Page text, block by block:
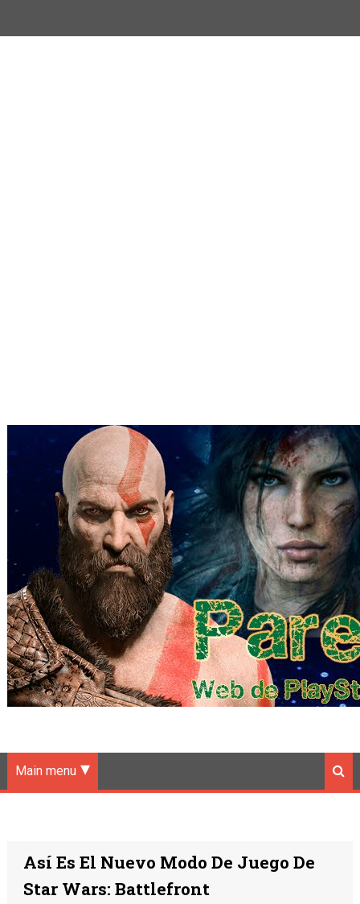
Main menu
Así Es El Nuevo Modo De Juego De
Star Wars: Battlefront